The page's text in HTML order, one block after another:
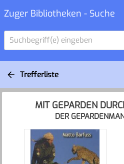
Zuger Bibliotheken - Suche
Suchbegriff(e) eingeben
Trefferliste
MIT GEPARDEN
DER